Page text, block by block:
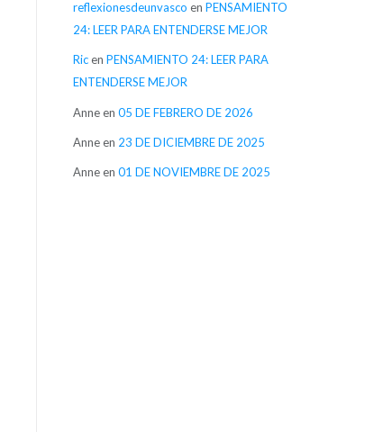
reflexionesdeunvasco en PENSAMIENTO
24: LEER PARA ENTENDERSE MEJOR
Ricen PENSAMIENTO 24: LEER PARA
ENTENDERSE MEJOR
Anneen 05 DE FEBRERO DE 2026
Anneen 23 DE DICIEMBRE DE 2025
Anneen 01 DE NOVIEMBRE DE 2025